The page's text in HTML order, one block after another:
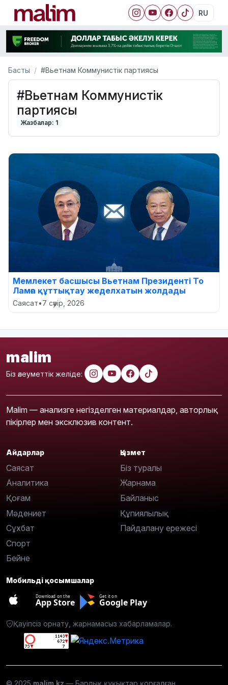
RU
Басты #Вьетнам Коммунистік партиясы
#Вьетнам Коммунистік
партиясы
Жазбалар: 1
Мемлекет басшысы Вьетнам Президенті То
Ламға құттықтау жеделхатын жолдады
Саясат•7 сәуір, 2026
malim
Біз әлеуметтік желіде:
Malim — анализге негізделген материалдар, авторлық
пікірлер мен эксклюзив контент.
Айдарлар
Саясат
Аналитика
Қоғам
Мәдениет
Сұхбат
Спорт
Бейне
Қызмет
Біз туралы
Жарнама
Байланыс
Құпиялылық
Пайдалану ережесі
Мобильді қосымшалар
Download on the
App Store
Get it on
Google Play
Қауіпсіз орнату, жарнамасыз хабарламалар.
© 2025 malim.kz — Барлық құқықтар қорғалған.